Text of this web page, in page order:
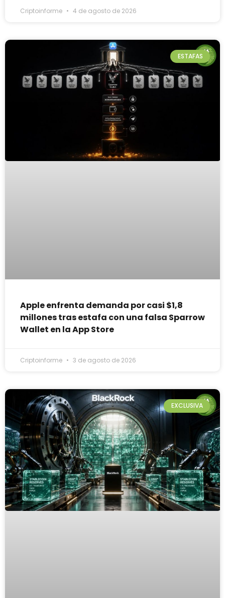
Criptoinforme 4 de agosto de 2026
ESTAFAS
Apple enfrenta demanda por casi $1,8
millones tras estafa con una falsa Sparrow
Wallet en la App Store
Criptoinforme 3 de agosto de 2026
EXCLUSIVA